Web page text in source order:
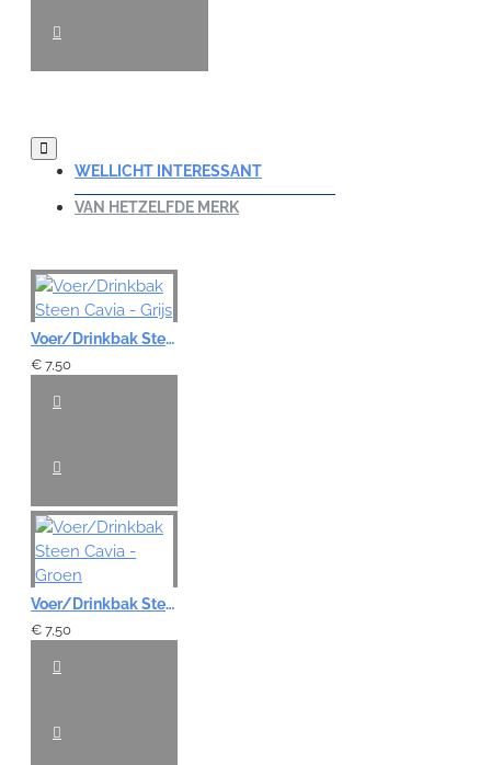
WELLICHT INTERESSANT
VAN HETZELFDE MERK
Voer/Drinkbak Steen Cavia - Grijs
€ 7,50
Voer/Drinkbak Steen Cavia - Groen
€ 7,50